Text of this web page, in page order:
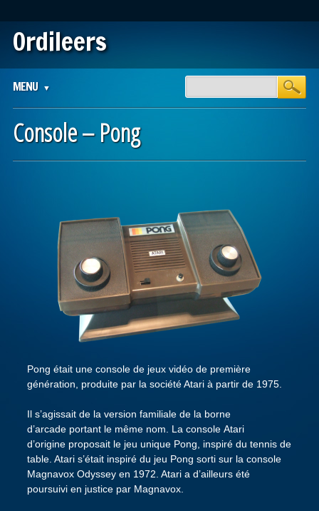
Ordileers
Main menu
content
MENU
Console – Pong
Pong était une console de jeux vidéo de première
génération, produite par la société Atari à partir de 1975.
Il s’agissait de la version familiale de la borne
d’arcade portant le même nom. La console Atari
d’origine proposait le jeu unique Pong, inspiré du tennis de
table. Atari s’était inspiré du jeu Pong sorti sur la console
Magnavox Odyssey en 1972. Atari a d’ailleurs été
poursuivi en justice par Magnavox.